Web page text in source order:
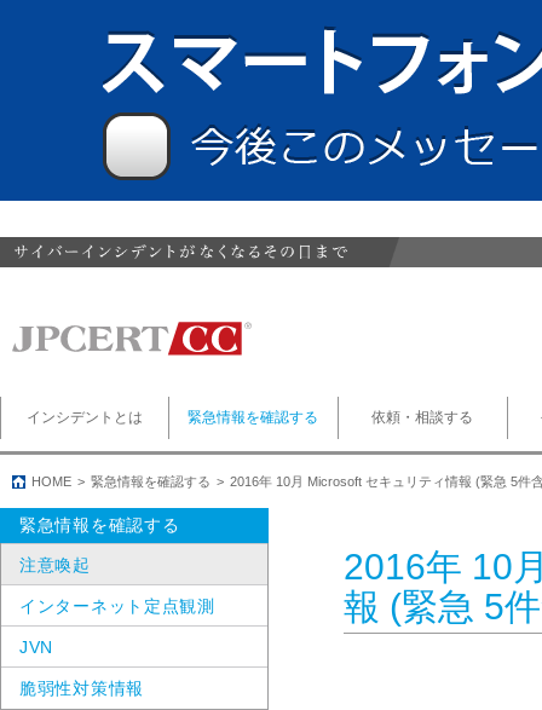
インシデントとは 緊急情報を確認する 依頼・相談する
HOME 緊急情報を確認する 2016年 10月 Microsoft セキュリティ情報 (緊急 5件
2016年 10
報 (緊急 5
緊急情報を確認する
注意喚起
インターネット定点観測
JVN
脆弱性対策情報